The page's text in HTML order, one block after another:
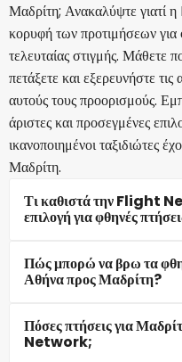
Μαδρίτη; Ανακαλύψτε
κορυφή των προτιμήσεων για
τελευταίας στιγμής. Μάθετε
πετάξετε και εξερευνήστε
αυτούς τους προορισμούς.
άριστες και προσεγμένες
ικανοποιημένοι ταξιδιώτες
Μαδρίτη.
Τι καθιστά την Flight
επιλογή για φθηνές
Πώς μπορώ να βρω τα
Αθήνα προς Μαδρίτη?
Πόσες πτήσεις για
Network;